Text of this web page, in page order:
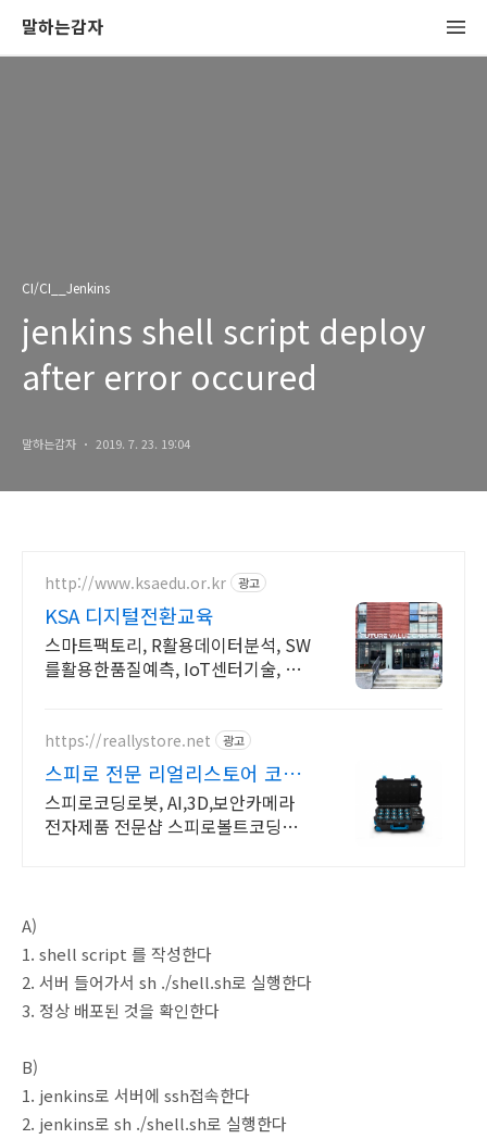
말하는감자
CI/CI__Jenkins
jenkins shell script deploy
after error occured
말하는감자 2019. 7. 23. 19:04
http://www.ksaedu.or.kr 광고
KSA 디지털전환교육
스마트팩토리, R활용데이터분석, SW
를활용한품질예측, IoT센터기술, 파
https://reallystore.net 광고
스피로 전문 리얼리스토어 코딩
교육을 쉽고 재밌게
스피로코딩로봇, AI,3D,보안카메라
전자제품 전문샵 스피로볼트코딩로
A)
1. shell script 를 작성한다​
2. 서버 들어가서 sh ./shell.sh로 실행한다
3. 정상 배포된 것을 확인한다
B)
1. jenkins로 서버에 ssh접속한다
2. jenkins로 sh ./shell.sh로 실행한다